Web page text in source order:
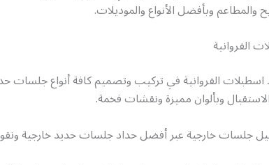
وبأفضل الأنواع والموديلات.
الفروانية
الفروانية في تركيب وتصميم كافة أنواع جلسات
وبألوان مميزة ونقشات فخمة.
جلسات خارجية عبر أفضل حداد جلسات حديد خارجية